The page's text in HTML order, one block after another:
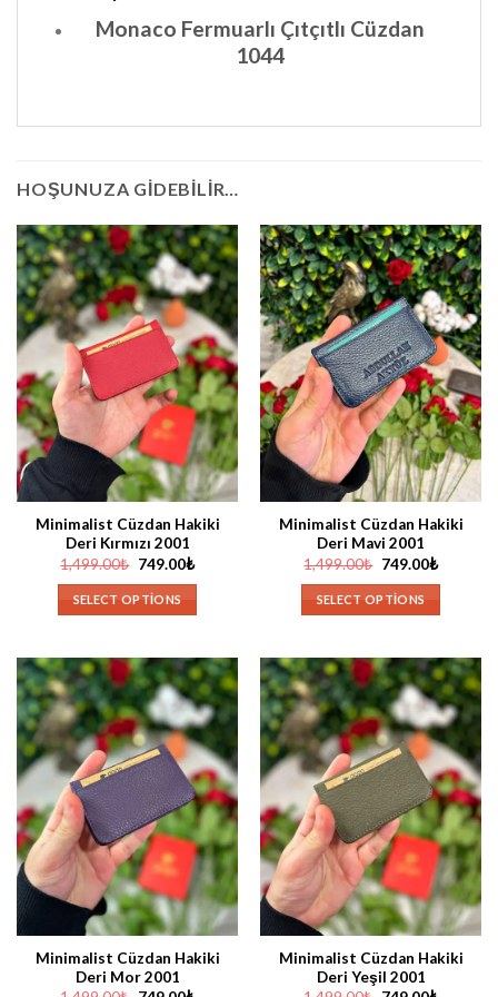
Monaco Fermuarlı Çıtçıtlı Cüzdan
1044
HOŞUNUZA GIDEBILIR…
Minimalist Cüzdan Hakiki
Deri Kırmızı 2001
1,499.00₺ Orijinal
1,499.00₺.
749.00₺Şu
SELECT OPTIONS
Minimalist Cüzdan Hakiki
Deri Mavi 2001
1,499.00₺ Orijinal
1,499.00₺.
749.00₺Şu
SELECT OPTIONS
Minimalist Cüzdan Hakiki
Deri Mor 2001
Minimalist Cüzdan Hakiki
Deri Yeşil 2001